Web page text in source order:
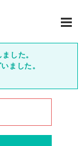
した。
ました。